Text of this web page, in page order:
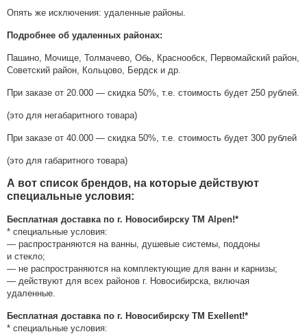
Опять же исключения: удаленные районы.
Подробнее об удаленных районах:
Пашино, Мочище, Толмачево, Обь, Краснообск, Первомайский район,
Советский район, Кольцово, Бердск и др.
При заказе от 20.000 — скидка 50%, т.е. стоимость будет 250 рублей.
(это для негабаритного товара)
При заказе от 40.000 — скидка 50%, т.е. стоимость будет 300 рублей
(это для габаритного товара)
А вот список брендов, на которые действуют
специальные условия:
Бесплатная доставка по г. Новосибирску ТМ Alpen!*
* специальные условия:
— распространяются на ванны, душевые системы, поддоны
и стекло;
— не распространяются на комплектующие для ванн и карнизы;
— действуют для всех районов г. Новосибирска, включая
удаленные.
Бесплатная доставка по г. Новосибирску ТМ Exellent!*
* специальные условия: